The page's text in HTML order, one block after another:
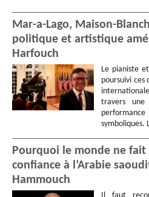
Mar-a-Lago, Maison-
politique et artistique
Harfouch
Le pianiste
poursuivi ces
travers une
symboliques.
Pourquoi le monde ne
confiance à l’Arabie
Hammouch